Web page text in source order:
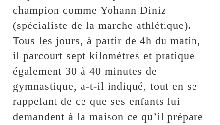
champion comme Yohann Diniz
(spécialiste de la marche athlétique).
Tous les jours, à partir de 4h du matin,
il parcourt sept kilomètres et pratique
également 30 à 40 minutes de
gymnastique, a-t-il indiqué, tout en se
rappelant de ce que ses enfants lui
demandent à la maison ce qu’il prépare